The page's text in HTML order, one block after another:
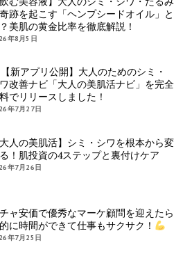
跡を起こす「ヘンプシードオイル」と
美肌の黄金比率を徹底解説！
年8月5日
【新アプリ公開】大人のためのシミ・
改善ナビ「大人の美肌活ナビ」を完全
でリリースしました！
年7月27日
大人の美肌活】シミ・シワを根本から変
！肌投資の4ステップと裏付けケア
年7月26日
ャ安価で優秀なマーケ顧問を迎えたら
に時間ができて仕事もサクサク！
年7月25日